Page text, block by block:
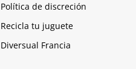
Política de discreción
Recicla tu juguete
Diversual Francia